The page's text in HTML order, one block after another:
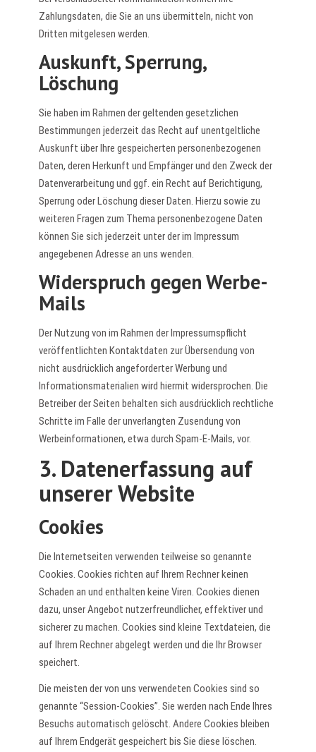
Zahlungsdaten, die Sie an uns übermitteln, nicht von
Dritten mitgelesen werden.
Auskunft, Sperrung,
Löschung
Sie haben im Rahmen der geltenden gesetzlichen
Bestimmungen jederzeit das Recht auf unentgeltliche
Auskunft über Ihre gespeicherten personenbezogenen
Daten, deren Herkunft und Empfänger und den Zweck der
Datenverarbeitung und ggf. ein Recht auf Berichtigung,
Sperrung oder Löschung dieser Daten. Hierzu sowie zu
weiteren Fragen zum Thema personenbezogene Daten
können Sie sich jederzeit unter der im Impressum
angegebenen Adresse an uns wenden.
Widerspruch gegen Werbe-
Mails
Der Nutzung von im Rahmen der Impressumspflicht
veröffentlichten Kontaktdaten zur Übersendung von
nicht ausdrücklich angeforderter Werbung und
Informationsmaterialien wird hiermit widersprochen. Die
Betreiber der Seiten behalten sich ausdrücklich rechtliche
Schritte im Falle der unverlangten Zusendung von
Werbeinformationen, etwa durch Spam-E-Mails, vor.
3. Datenerfassung auf
unserer Website
Cookies
Die Internetseiten verwenden teilweise so genannte
Cookies. Cookies richten auf Ihrem Rechner keinen
Schaden an und enthalten keine Viren. Cookies dienen
dazu, unser Angebot nutzerfreundlicher, effektiver und
sicherer zu machen. Cookies sind kleine Textdateien, die
auf Ihrem Rechner abgelegt werden und die Ihr Browser
speichert.
Die meisten der von uns verwendeten Cookies sind so
genannte “Session-Cookies”. Sie werden nach Ende Ihres
Besuchs automatisch gelöscht. Andere Cookies bleiben
auf Ihrem Endgerät gespeichert bis Sie diese löschen.